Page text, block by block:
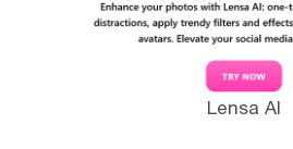
Lensa AI